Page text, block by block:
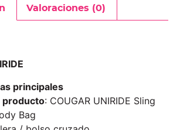
Valoraciones (0)
principales
producto: COUGAR UNIRIDE Sling
Bag